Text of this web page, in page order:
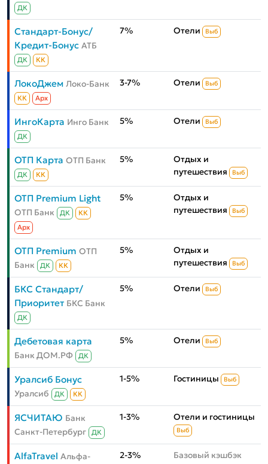
ДК
Стандарт-Бонус/
Кредит-Бонус АТБ
ДК КК
7% Отели Выб
ЛокоДжем Локо-Банк
КК Aрх
3-7% Отели Выб
ИнгоКарта Инго Банк
ДК
5% Отели Выб
ОТП Карта ОТП Банк
ДК КК
5%
Отдых и
путешествия
Выб
ОТП Premium Light
ОТП Банк ДК
КК
Aрх
5%
Отдых и
путешествия
Выб
ОТП Premium ОТП
Банк
ДК КК
5%
Отдых и
путешествия
Выб
БКС Стандарт/
Приоритет БКС Банк
ДК
5% Отели Выб
Дебетовая карта
Банк ДОМ.РФ ДК
5% Отели Выб
Уралсиб Бонус
Уралсиб ДК КК
1-5% Гостиницы Выб
ЯСЧИТАЮ Банк
Санкт-Петербург
ДК
1-3% Отели и гостиницы
Выб
AlfaTravel Альфа- 2-3% Базовый кэшбэк